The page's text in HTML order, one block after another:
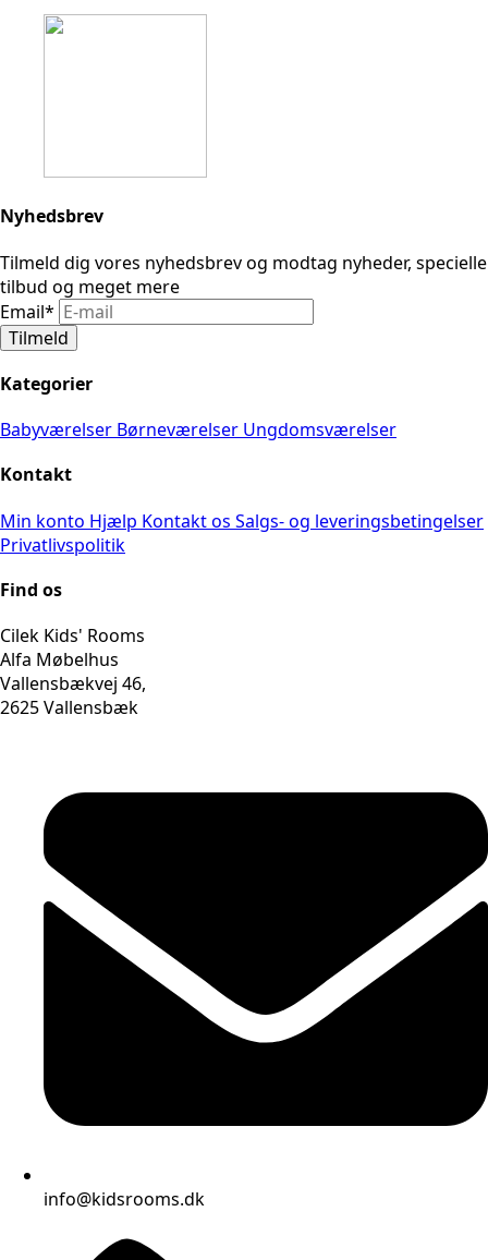
Nyhedsbrev
Tilmeld dig vores nyhedsbrev og modtag nyheder, specielle
tilbud og meget mere
Email*
Tilmeld
Kategorier
Babyværelser Børneværelser Ungdomsværelser
Kontakt
Min konto Hjælp Kontakt os Salgs- og leveringsbetingelser
Privatlivspolitik
Find os
Cilek Kids' Rooms
Alfa Møbelhus
Vallensbækvej 46,
2625 Vallensbæk
info@kidsrooms.dk